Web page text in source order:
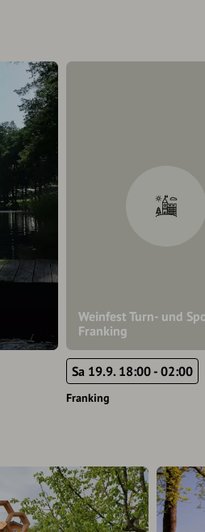
Weinfest Turn- und
Franking
Sa 19.9. 18:00 - 02:00
Franking